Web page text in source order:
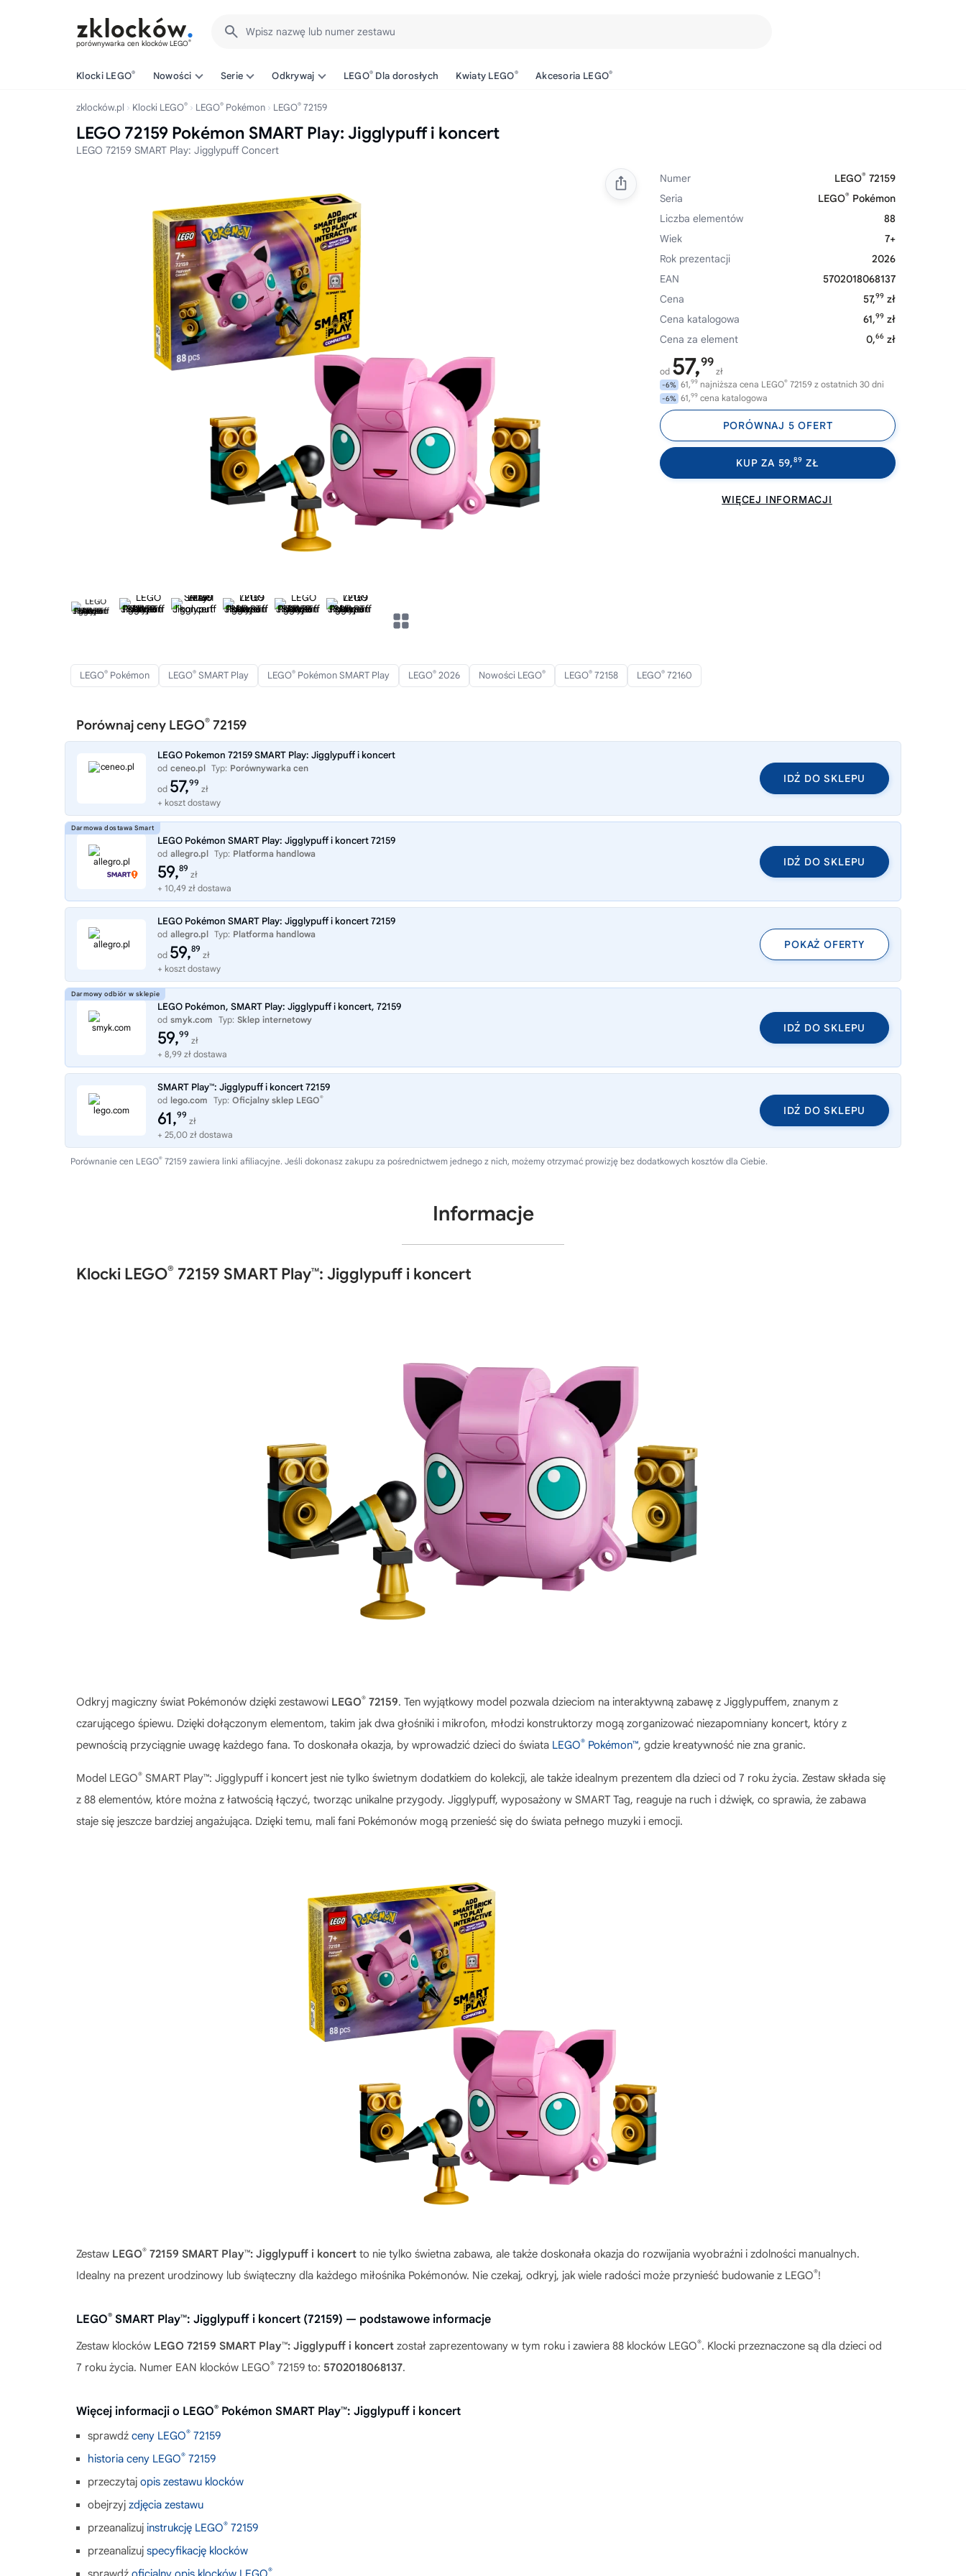
porównywarka cen klocków LEGO®
Wpisz nazwę lub numer zestawu
Klocki LEGO® Nowości Serie Odkrywaj LEGO® Dla dorosłych Kwiaty LEGO® Akcesoria LEGO®
zklocków.pl Klocki LEGO® LEGO® Pokémon LEGO® 72159
LEGO 72159 Pokémon SMART Play: Jigglypuff i koncert
LEGO 72159 SMART Play: Jigglypuff Concert
Numer LEGO® 72159
Seria
LEGO® Pokémon
Liczba elementów
88
Wiek
7+
Rok prezentacji
2026
EAN
5702018068137
Cena
57,99 zł
Cena katalogowa
61,99 zł
Cena za element
0,66 zł
od 57,99
zł
-6% 61,99 najniższa cena LEGO® 72159 z ostatnich 30 dni
-6% 61,99 cena katalogowa
PORÓWNAJ 5 OFERT
KUP ZA 59,89 ZŁ
WIĘCEJ INFORMACJI
LEGO® Pokémon LEGO® SMART Play LEGO® Pokémon SMART Play LEGO® 2026 Nowości LEGO® LEGO® 72158 LEGO® 72160
Porównaj ceny LEGO® 72159
LEGO Pokemon 72159 SMART Play: Jigglypuff i koncert
od ceneo.pl Typ: Porównywarka cen
od 57,99
zł
+ koszt dostawy
IDŹ DO SKLEPU
LEGO Pokémon SMART Play: Jigglypuff i koncert 72159
od allegro.pl Typ: Platforma handlowa
59,89
zł
+ 10,49 zł dostawa
IDŹ DO SKLEPU
LEGO Pokémon SMART Play: Jigglypuff i koncert 72159
od allegro.pl Typ: Platforma handlowa
od 59,89
zł
+ koszt dostawy
POKAŻ OFERTY
LEGO Pokémon, SMART Play: Jigglypuff i koncert, 72159
od smyk.com Typ: Sklep internetowy
59,99
zł
+ 8,99 zł dostawa
IDŹ DO SKLEPU
SMART Play™: Jigglypuff i koncert 72159
od lego.com Typ: Oficjalny sklep LEGO®
61,99
zł
+ 25,00 zł dostawa
IDŹ DO SKLEPU
Porównanie cen LEGO® 72159 zawiera linki afiliacyjne. Jeśli dokonasz zakupu za pośrednictwem jednego z nich, możemy otrzymać prowizję bez dodatkowych kosztów dla Ciebie.
Informacje
Klocki LEGO® 72159 SMART Play™: Jigglypuff i koncert
Odkryj magiczny świat Pokémonów dzięki zestawowi LEGO® 72159. Ten wyjątkowy model pozwala dzieciom na interaktywną zabawę z Jigglypuffem, znanym z
czarującego śpiewu. Dzięki dołączonym elementom, takim jak dwa głośniki i mikrofon, młodzi konstruktorzy mogą zorganizować niezapomniany koncert, który z
pewnością przyciągnie uwagę każdego fana. To doskonała okazja, by wprowadzić dzieci do świata LEGO® Pokémon™, gdzie kreatywność nie zna granic.
Model LEGO® SMART Play™: Jigglypuff i koncert jest nie tylko świetnym dodatkiem do kolekcji, ale także idealnym prezentem dla dzieci od 7 roku życia. Zestaw składa się
z 88 elementów, które można z łatwością łączyć, tworząc unikalne przygody. Jigglypuff, wyposażony w SMART Tag, reaguje na ruch i dźwięk, co sprawia, że zabawa
staje się jeszcze bardziej angażująca. Dzięki temu, mali fani Pokémonów mogą przenieść się do świata pełnego muzyki i emocji.
Zestaw LEGO® 72159 SMART Play™: Jigglypuff i koncert to nie tylko świetna zabawa, ale także doskonała okazja do rozwijania wyobraźni i zdolności manualnych.
Idealny na prezent urodzinowy lub świąteczny dla każdego miłośnika Pokémonów. Nie czekaj, odkryj, jak wiele radości może przynieść budowanie z LEGO®!
LEGO® SMART Play™: Jigglypuff i koncert (72159) — podstawowe informacje
Zestaw klocków LEGO 72159 SMART Play™: Jigglypuff i koncert został zaprezentowany w tym roku i zawiera 88 klocków LEGO®. Klocki przeznaczone są dla dzieci od
7 roku życia. Numer EAN klocków LEGO® 72159 to: 5702018068137.
Więcej informacji o LEGO® Pokémon SMART Play™: Jigglypuff i koncert
sprawdź ceny LEGO® 72159
historia ceny LEGO® 72159
przeczytaj opis zestawu klocków
obejrzyj zdjęcia zestawu
przeanalizuj instrukcję LEGO® 72159
przeanalizuj specyfikację klocków
®